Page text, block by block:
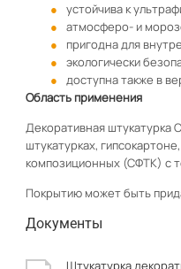
устойчива к
атмосферо- и
пригодна для
экологически
доступна также в
Область применения
Декоративная штукатурка
штукатурках,
композиционных (СФТК) с
Покрытию может быть
Документы
Штукатурка